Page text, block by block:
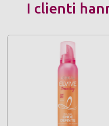
I clienti